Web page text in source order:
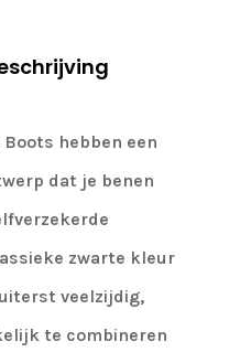
hebben een
dat je benen
zwarte kleur
veelzijdig,
te combineren